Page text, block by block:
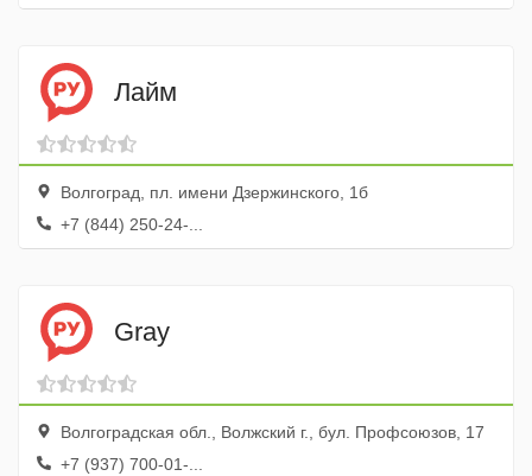
Лайм
Волгоград, пл. имени Дзержинского, 1б
+7 (844) 250-24-...
Gray
Волгоградская обл., Волжский г., бул. Профсоюзов, 17
+7 (937) 700-01-...